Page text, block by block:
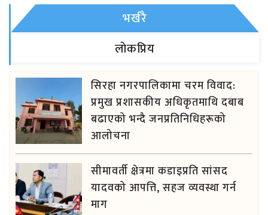
भर्खरै
लाेकप्रिय
सिरहा नगरपालिकामा चरम विवाद:
प्रमुख प्रशासकीय अधिकृतमाथि दबाब
बढाएको भन्दै जनप्रतिनिधिहरूको
आलोचना
सीमावर्ती क्षेत्रमा कडाइप्रति सांसद
यादवको आपत्ति, सहज व्यवस्था गर्न
माग